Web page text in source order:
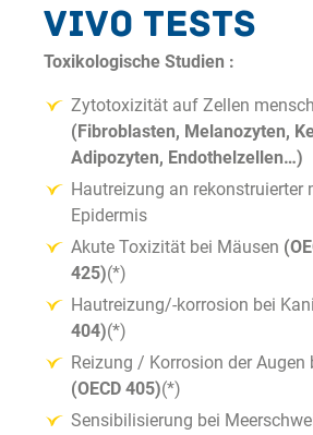
Vivo Tests
Toxikologische Studien :
Zytotoxizität auf Zellen
(Fibroblasten, Melanozyten,
Adipozyten, Endothelzellen…)
Hautreizung an rekonstruierter
Epidermis
Akute Toxizität bei Mäusen
425)(*)
Hautreizung/-korrosion bei
404)(*)
Reizung / Korrosion der Augen
(OECD 405)(*)
Sensibilisierung bei